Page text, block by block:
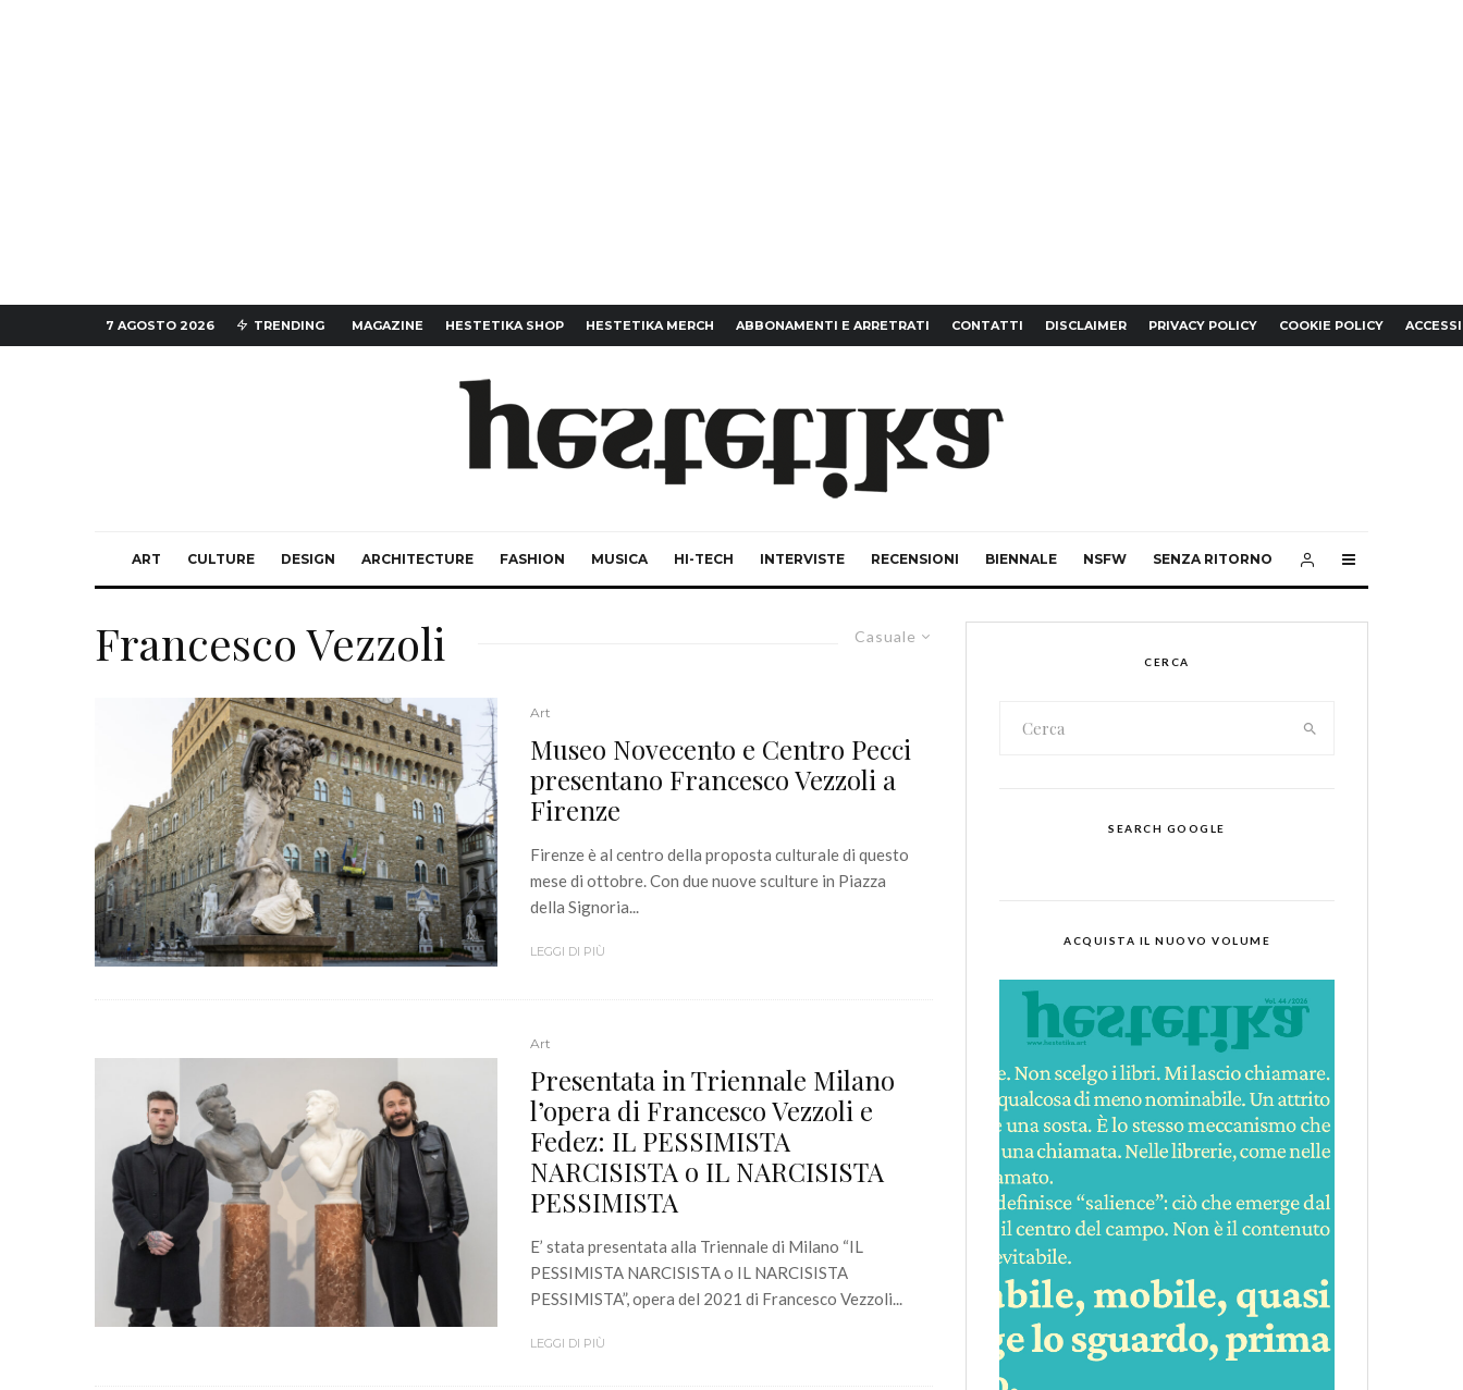
7 AGOSTO 2026 TRENDING MAGAZINE HESTETIKA SHOP HESTETIKA MERCH ABBONAMENTI E ARRETRATI CONTATTI DISCLAIMER PRIVACY POLICY COOKIE POLICY
ART CULTURE DESIGN ARCHITECTURE FASHION MUSICA HI-TECH INTERVISTE RECENSIONI BIENNALE NSFW SENZA RITORNO
Casuale
Francesco Vezzoli
Art
Museo Novecento e Centro Pecci
presentano Francesco Vezzoli a
Firenze
Firenze è al centro della proposta culturale di questo
mese di ottobre. Con due nuove sculture in Piazza
della Signoria...
LEGGI DI PIÙ
Art
Presentata in Triennale Milano
l’opera di Francesco Vezzoli e
Fedez: IL PESSIMISTA
NARCISISTA o IL NARCISISTA
PESSIMISTA
E’ stata presentata alla Triennale di Milano “IL
PESSIMISTA NARCISISTA o IL NARCISISTA
PESSIMISTA”, opera del 2021 di Francesco Vezzoli...
LEGGI DI PIÙ
CERCA
SEARCH GOOGLE
ACQUISTA IL NUOVO VOLUME